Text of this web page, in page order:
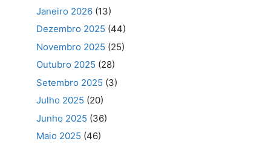
Janeiro 2026 (13)
Dezembro 2025 (44)
Novembro 2025 (25)
Outubro 2025 (28)
Setembro 2025 (3)
Julho 2025 (20)
Junho 2025 (36)
Maio 2025 (46)